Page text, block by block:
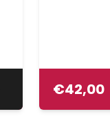
€42,00